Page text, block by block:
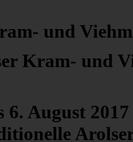
und
Kram- und
6. August